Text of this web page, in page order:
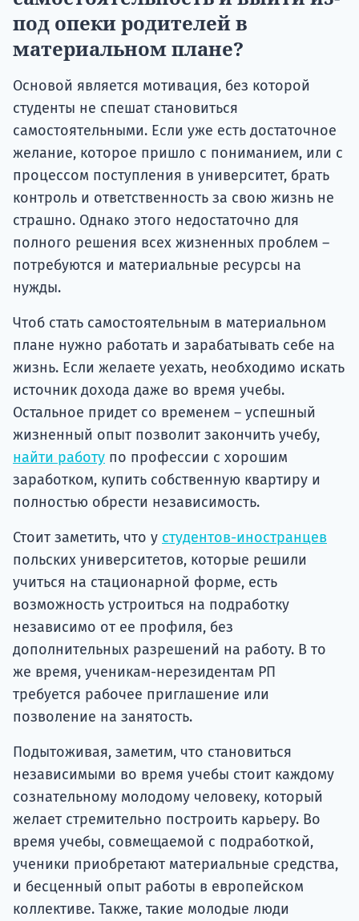
под опеки родителей в
материальном плане?
Основой является мотивация, без которой
студенты не спешат становиться
самостоятельными. Если уже есть достаточное
желание, которое пришло с пониманием, или с
процессом поступления в университет, брать
контроль и ответственность за свою жизнь не
страшно. Однако этого недостаточно для
полного решения всех жизненных проблем –
потребуются и материальные ресурсы на
нужды.
Чтоб стать самостоятельным в материальном
плане нужно работать и зарабатывать себе на
жизнь. Если желаете уехать, необходимо искать
источник дохода даже во время учебы.
Остальное придет со временем – успешный
жизненный опыт позволит закончить учебу,
найти работу по профессии с хорошим
заработком, купить собственную квартиру и
полностью обрести независимость.
Стоит заметить, что у студентов-иностранцев
польских университетов, которые решили
учиться на стационарной форме, есть
возможность устроиться на подработку
независимо от ее профиля, без
дополнительных разрешений на работу. В то
же время, ученикам-нерезидентам РП
требуется рабочее приглашение или
позволение на занятость.
Подытоживая, заметим, что становиться
независимыми во время учебы стоит каждому
сознательному молодому человеку, который
желает стремительно построить карьеру. Во
время учебы, совмещаемой с подработкой,
ученики приобретают материальные средства,
и бесценный опыт работы в европейском
коллективе. Также, такие молодые люди